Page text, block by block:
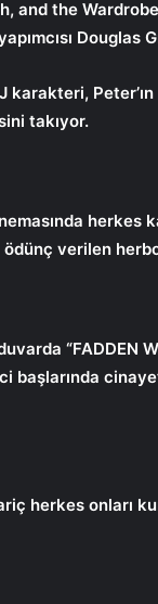
and the
Douglas
takıyor.
herkes
verilen
“FADDEN
başlarında
herkes onları